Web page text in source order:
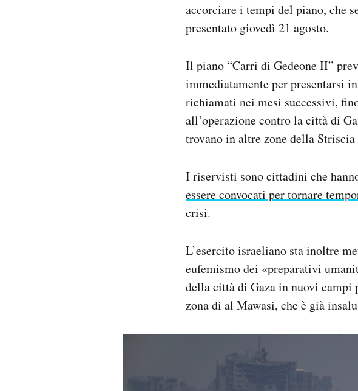
accorciare i tempi del piano, che
presentato giovedì 21 agosto.
Il piano “Carri di Gedeone II”
immediatamente per presentarsi
richiamati nei mesi successivi,
all’operazione contro la città di
trovano in altre zone della
I riservisti sono cittadini che
essere convocati per tornare
crisi.
L’esercito israeliano sta inoltre
eufemismo dei «preparativi
della città di Gaza in nuovi
zona di al Mawasi, che è già